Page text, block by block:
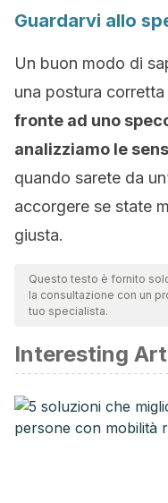
Guardarvi allo
Un buon modo di
una postura
fronte ad uno
analizziamo le
quando sarete da
accorgere se state
giusta.
Questo testo è fornito
la consultazione con un
tuo specialista.
Interesting